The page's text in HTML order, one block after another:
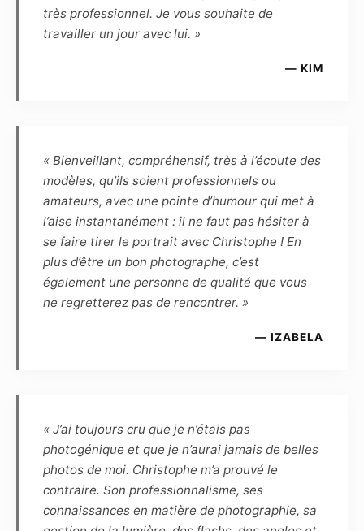
et renonce en conséquence à toute demande
ultérieure de rémunération complémentaire.
conséquence le Modèle ne peut revendiquer
aucune propriété ou droit d’auteur. Le
Photographe reconnaît que, de par la loi, le
Modèle demeure le propriétaire inaliénable de
son image. Le Photographe et le Modèle se
cèdent réciproquement les droits d’utilisation
des photographies réalisées lors de la séance
pour une durée de 10 ans à reconduction tacite,
et dès lors sont autorisés à fixer, reproduire et
sur tout support (notamment numérique,
papier, magnétique, textile, plastique,
céramique, etc.) et intégrées à tout autre
matériel (tel que photographie, dessin,
illustration, peinture, vidéo, animations, etc.)
très professionnel. Je vous souhaite de
travailler un jour avec lui. »
— KIM
« Bienveillant, compréhensif, très à l’écoute des
modèles, qu’ils soient professionnels ou
amateurs, avec une pointe d’humour qui met à
l’aise instantanément : il ne faut pas hésiter à
se faire tirer le portrait avec Christophe ! En
plus d’être un bon photographe, c’est
également une personne de qualité que vous
ne regretterez pas de rencontrer. »
— IZABELA
« J’ai toujours cru que je n’étais pas
photogénique et que je n’aurai jamais de belles
photos de moi. Christophe m’a prouvé le
contraire. Son professionnalisme, ses
connaissances en matière de photographie, sa